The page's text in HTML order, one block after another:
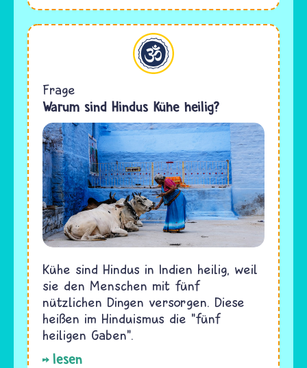
Hinduismus
Frage
Warum sind Hindus Kühe heilig?
Kühe sind Hindus in Indien heilig, weil
sie den Menschen mit fünf
nützlichen Dingen versorgen. Diese
heißen im Hinduismus die "fünf
heiligen Gaben".
lesen